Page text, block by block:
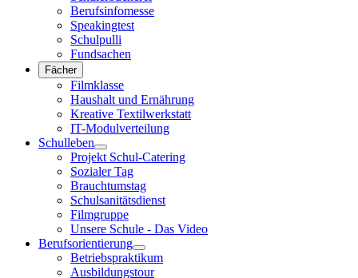
Berufsinfomesse
Speakingtest
Schulpulli
Fundsachen
Fächer
Filmklasse
Haushalt und Ernährung
Kreative Textilwerkstatt
IT-Modulverteilung
Schulleben
Projekt Schul-Catering
Sozialer Tag
Brauchtumstag
Schulsanitätsdienst
Filmgruppe
Unsere Schule - Das Video
Berufsorientierung
Betriebspraktikum
Ausbildungstour